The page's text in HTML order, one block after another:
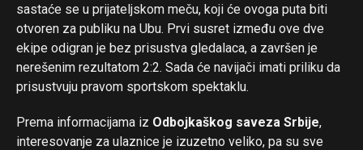
sastaće se u prijateljskom meču, koji će ovoga puta biti
otvoren za publiku na Ubu. Prvi susret između ove dve
ekipe odigran je bez prisustva gledalaca, a završen je
nerešenim rezultatom 2:2. Sada će navijači imati priliku da
prisustvuju pravom sportskom spektaklu.
Prema informacijama iz Odbojkaškog saveza Srbije,
interesovanje za ulaznice je izuzetno veliko, pa su sve